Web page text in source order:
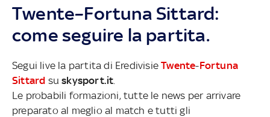
Twente–Fortuna Sittard:
come seguire la partita.
Segui live la partita di EredivisieTwente-Fortuna
Sittard suskysport.it
Le probabili formazioni, tutte le news per arrivare
preparato al meglio al match e tutti gli